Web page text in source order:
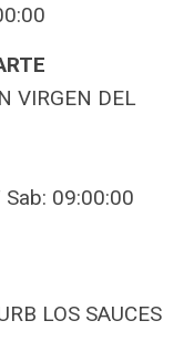
VIRGEN DEL
09:00:00
LOS SAUCES